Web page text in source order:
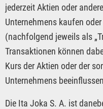
jederzeit Aktien oder
Unternehmens kaufen
(nachfolgend jeweils als
Transaktionen können
Kurs der Aktien oder der
Unternehmens
Die Ita Joka S. A. ist